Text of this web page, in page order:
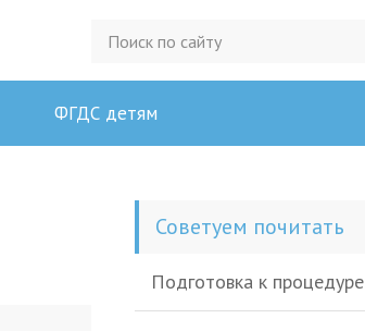
ФГДС детям
Советуем почитать
Подготовка к процедуре